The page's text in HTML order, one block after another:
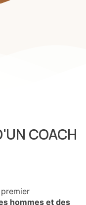
COACH
hommes et des